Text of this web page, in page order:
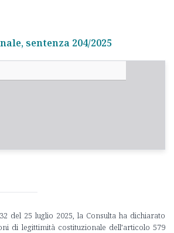
sentenza 204/2025
del 25 luglio 2025, la Consulta ha dichiarato
di legittimità costituzionale dell’articolo 579